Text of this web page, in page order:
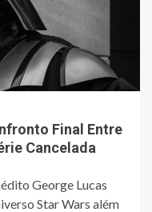
Final Entre
Cancelada
George Lucas
Star Wars além